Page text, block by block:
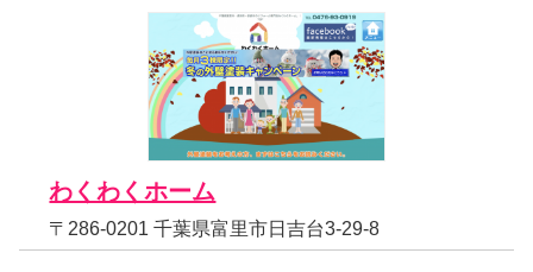
わくわくホーム
〒286-0201 千葉県富里市日吉台3-29-8